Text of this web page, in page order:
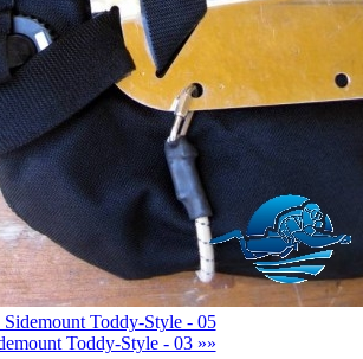
Sidemount Toddy-Style - 05
Toddy-Style - 03 »»